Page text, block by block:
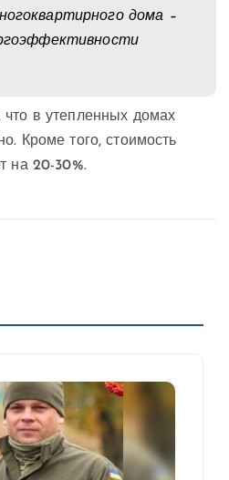
дома –
в утепленных домах
Кроме того, стоимость
на 20-30%.